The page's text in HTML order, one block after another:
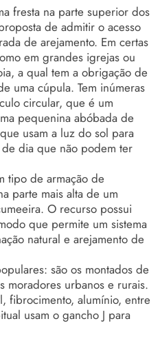
fresta na parte superior dos
de admitir o acesso
de arejamento. Em certas
em grandes igrejas ou
a qual tem a obrigação de
uma cúpula. Tem inúmeras
circular, que é um
pequenina abóbada de
usam a luz do sol para
dia que não podem ter
tipo de armação de
parte mais alta de um
O recurso possui
que permite um sistema
natural e arejamento de
são os montados de
moradores urbanos e rurais.
fibrocimento, alumínio, entre
usam o gancho J para